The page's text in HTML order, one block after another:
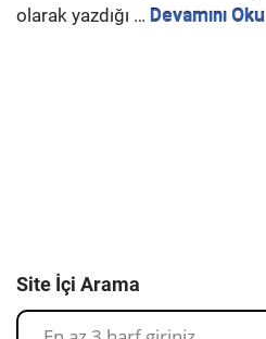
olarak yazdığı … Devamını Oku
Site İçi Arama